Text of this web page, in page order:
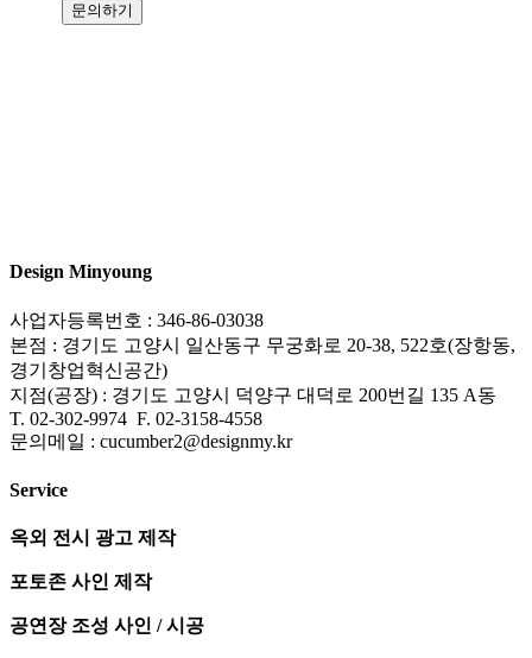
Design Minyoung
사업자등록번호 : 346-86-03038
본점 : 경기도 고양시 일산동구 무궁화로 20-38, 522호(장항동,
경기창업혁신공간)
지점(공장) : 경기도 고양시 덕양구 대덕로 200번길 135 A동
T. 02-302-9974 F. 02-3158-4558
문의메일 : cucumber2@designmy.kr
Service
옥외 전시 광고 제작
포토존 사인 제작
공연장 조성 사인 / 시공